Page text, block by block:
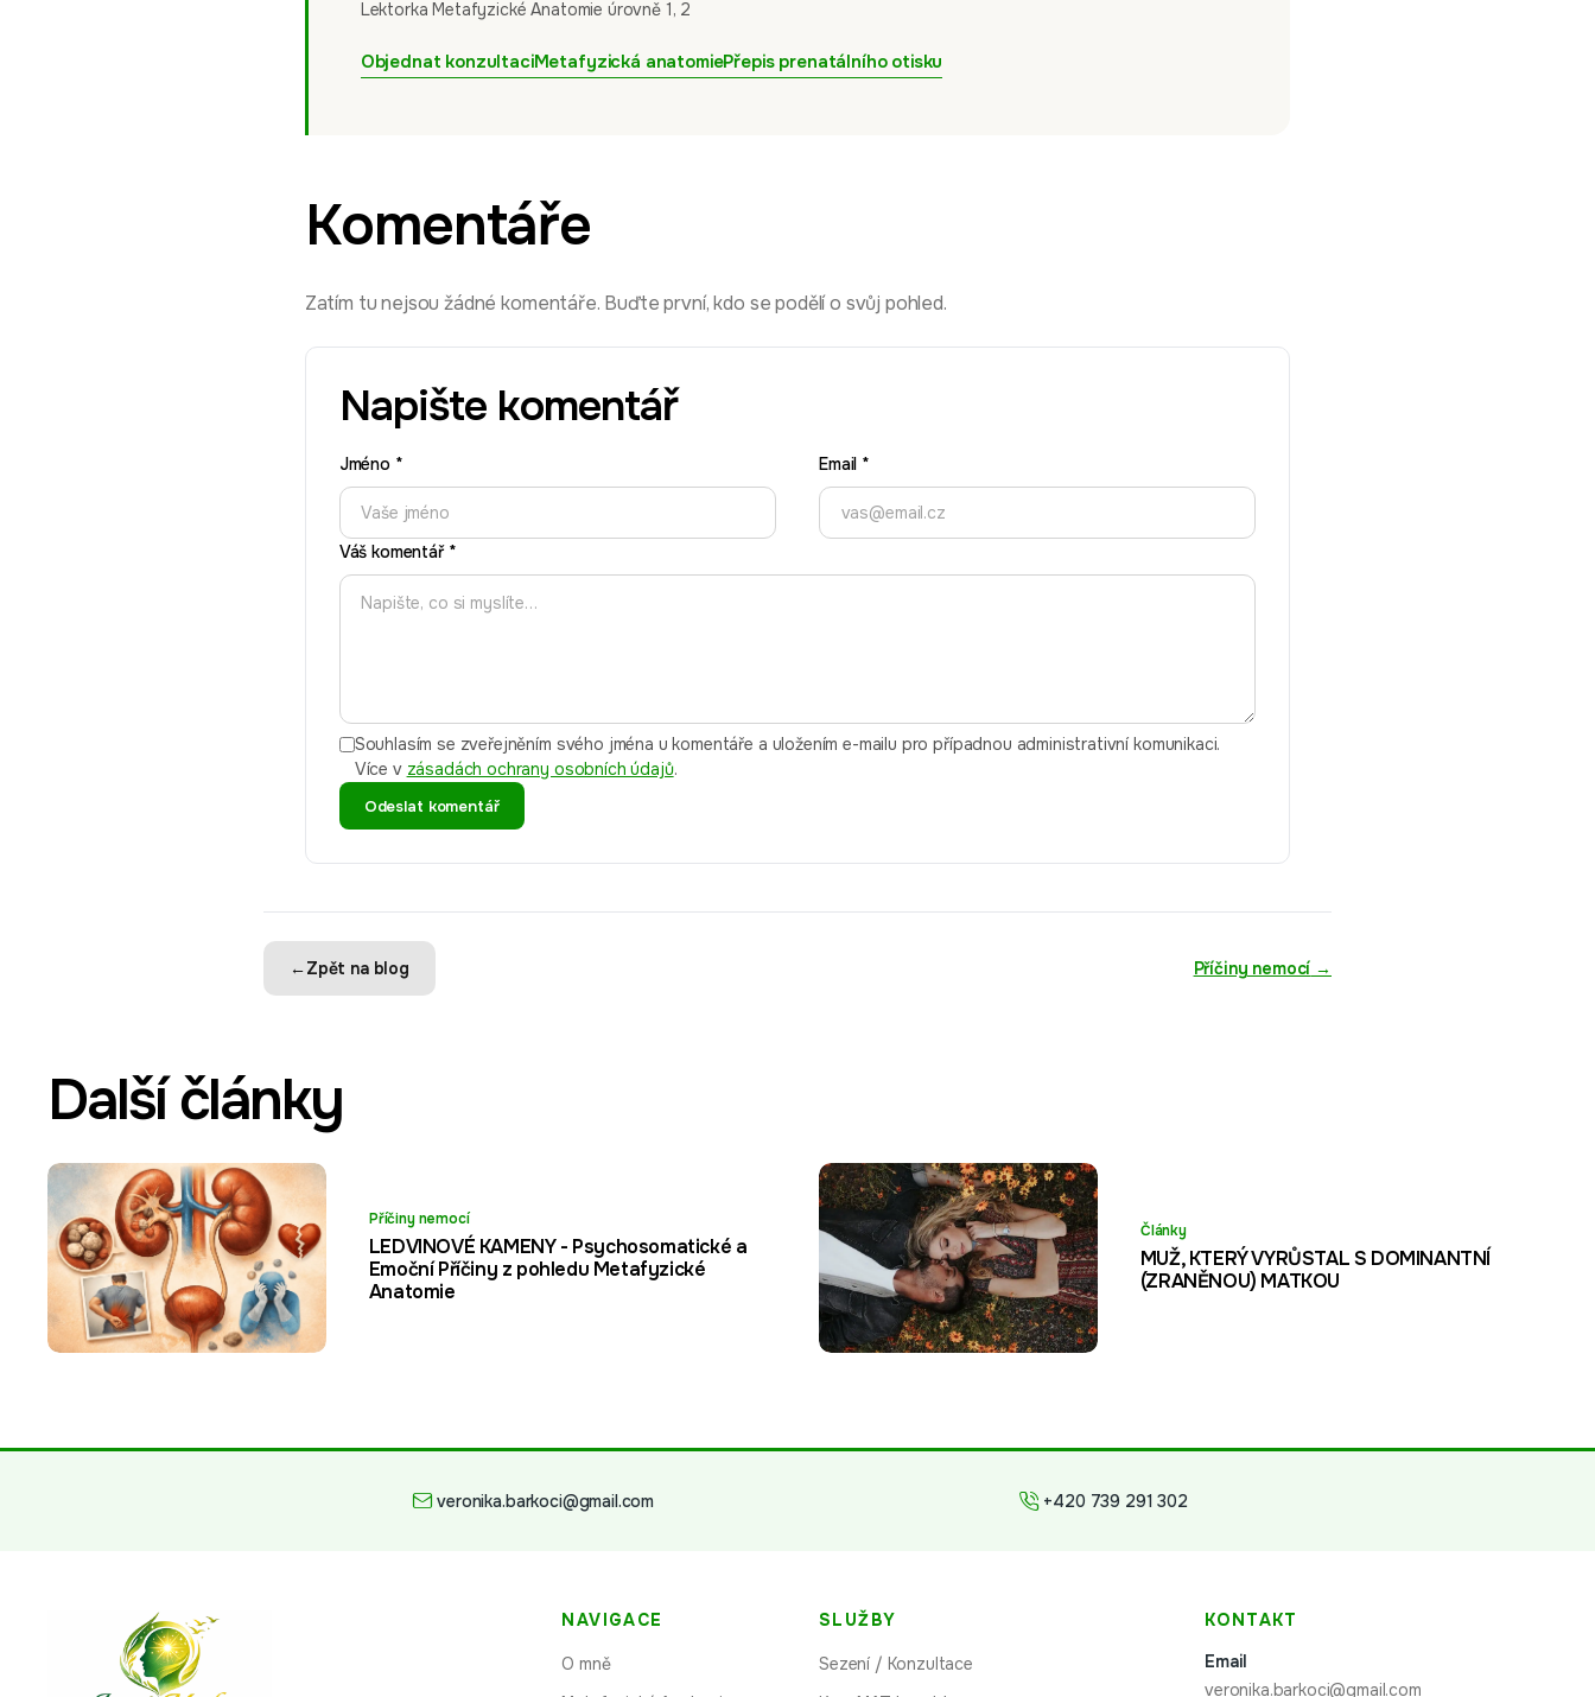
Lektorka Metafyzické Anatomie úrovně 1, 2
Objednat konzultaciMetafyzická anatomiePřepis prenatálního otisku
Komentáře
Zatím tu nejsou žádné komentáře. Buďte první, kdo se podělí o svůj pohled.
Napište komentář
Jméno * Email *
Váš komentář*
Souhlasím se zveřejněním svého jména u komentáře a uložením e-mailu pro případnou administrativní komunikaci.
Více v zásadách ochrany osobních údajů.
Odeslat komentář
←Zpět na blog Příčiny nemocí →
Další články
Příčiny nemocí
LEDVINOVÉ KAMENY - Psychosomatické a
Emoční Příčiny z pohledu Metafyzické
Anatomie
Články
MUŽ, KTERÝ VYRŮSTAL S DOMINANTNÍ
(ZRANĚNOU) MATKOU
veronika.barkoci@gmail.com +420 739 291 302
NAVIGACE
O mně
SLUŽBY
Sezení / Konzultace
KONTAKT
Email
veronika.barkoci@gmail.com